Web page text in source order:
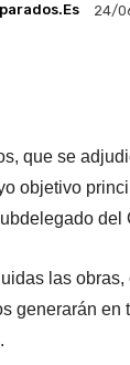
24/
que se
objetivo
del
las
generarán en